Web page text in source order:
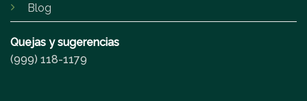
Blog
Quejas y sugerencias
(999) 118-1179